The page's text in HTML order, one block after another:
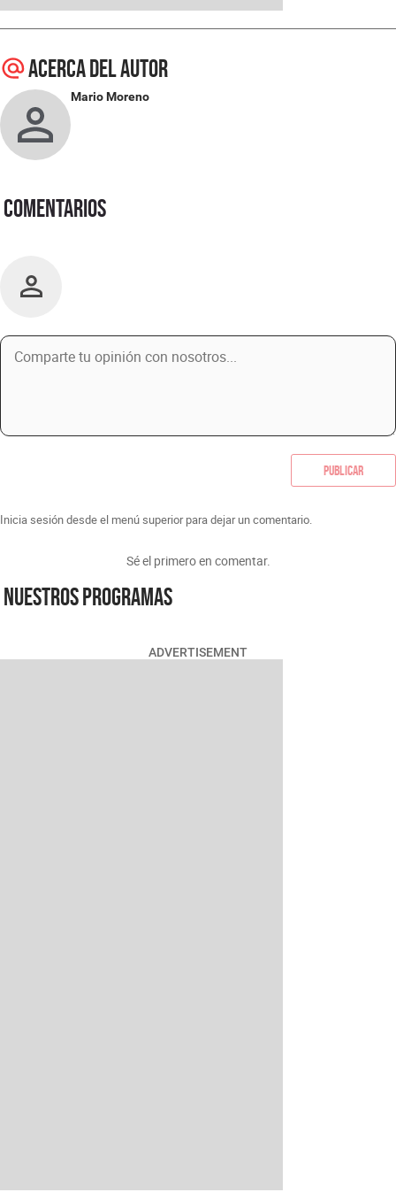
Acerca del autor
Mario Moreno
Comentarios
Publicar
Inicia sesión desde el menú superior para dejar un comentario.
Sé el primero en comentar.
Nuestros programas
ADVERTISEMENT